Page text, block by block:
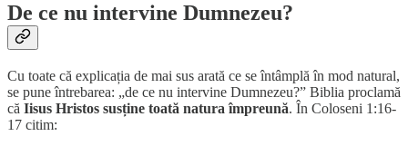
De ce nu intervine Dumnezeu?
Cu toate că explicația de mai sus arată ce se întâmplă în mod natural,
se pune întrebarea: „de ce nu intervine Dumnezeu?” Biblia proclamă
că Iisus Hristos susține toată natura împreună. În Coloseni 1:16-
17 citim: